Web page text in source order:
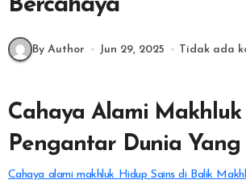
Bercahaya
By Author Jun 29, 2025 Tidak ada
Cahaya Alami
Pengantar Dunia Yang
Cahaya alami makhluk Hidup Sains di Balik